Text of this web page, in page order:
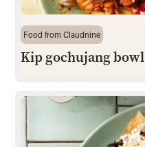
Food from Claudnine
Kip gochujang bowl